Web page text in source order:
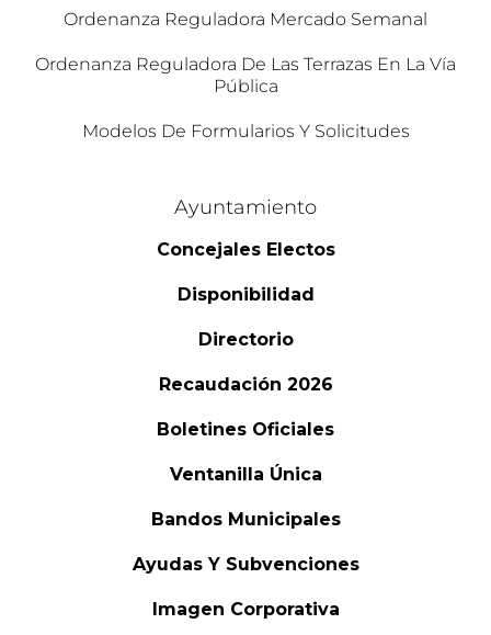
Ordenanza Reguladora Mercado Semanal
Ordenanza Reguladora De Las Terrazas En La Vía
Pública
Modelos De Formularios Y Solicitudes
Ayuntamiento
Concejales Electos
Disponibilidad
Directorio
Recaudación 2026
Boletines Oficiales
Ventanilla Única
Bandos Municipales
Ayudas Y Subvenciones
Imagen Corporativa